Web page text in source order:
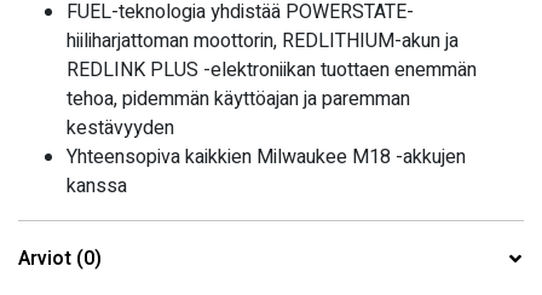
FUEL-teknologia yhdistää POWERSTATE-
hiiliharjattoman moottorin, REDLITHIUM-akun ja
REDLINK PLUS -elektroniikan tuottaen enemmän
tehoa, pidemmän käyttöajan ja paremman
kestävyyden
Yhteensopiva kaikkien Milwaukee M18 -akkujen
kanssa
Arviot (0)